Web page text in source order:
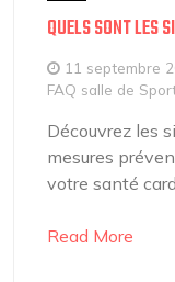
QUELS SONT LES
11 septembre
FAQ salle de
Découvrez les
mesures
votre santé
Read More